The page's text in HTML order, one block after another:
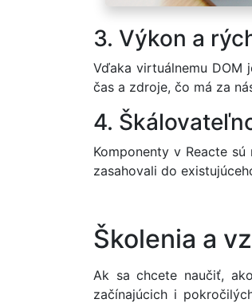
3. Výkon a
Vďaka virtuálnemu DOM
čas a zdroje, čo má za
4.
Komponenty v Reacte
zasahovali do
Školenia a
Ak sa chcete naučiť,
začínajúcich i